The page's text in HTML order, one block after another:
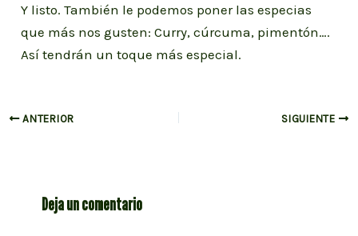
Y listo. También le podemos poner las especias
que más nos gusten: Curry, cúrcuma, pimentón….
Así tendrán un toque más especial.
Navegación
ANTERIOR SIGUIENTE
Deja un comentario